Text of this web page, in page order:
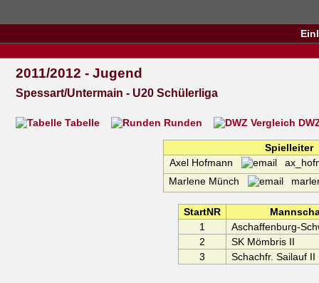
2011/2012 - Jugend
Spessart/Untermain - U20 Schülerliga
Tabelle Runden
Spielleiter
Axel Hofmann
Marlene Münch
StartNR
1
Aschaffenburg-
2
SK Mömbris II
3
Schachfr. Sailauf II